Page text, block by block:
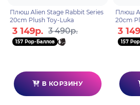
Плюш Alien Stage Rabbit Series
20cm Plush Toy-Luka
3 149р. 3 490р.
157 Pop-Баллов
В КОРЗИНУ
Плюш
20cm
3
157